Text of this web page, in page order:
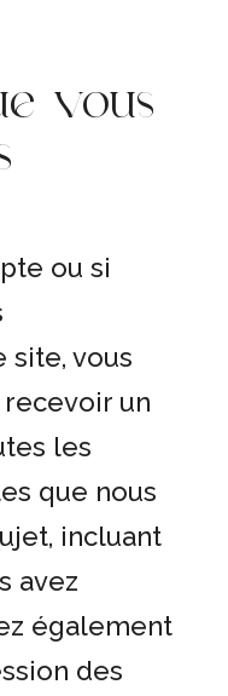
vous
ou si
site, vous
un
les
que nous
incluant
avez
également
des